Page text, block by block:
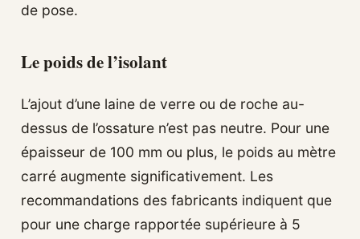
de pose.
Le poids de l’isolant
L’ajout d’une laine de verre ou de roche au-
dessus de l’ossature n’est pas neutre. Pour une
épaisseur de 100 mm ou plus, le poids au mètre
carré augmente significativement. Les
recommandations des fabricants indiquent que
pour une charge rapportée supérieure à 5